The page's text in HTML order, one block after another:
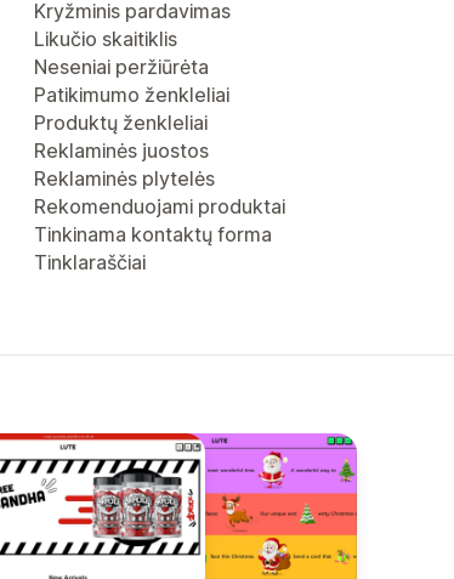
Kryžminis pardavimas
Likučio skaitiklis
Neseniai peržiūrėta
Patikimumo ženkleliai
Produktų ženkleliai
Reklaminės juostos
Reklaminės plytelės
Rekomenduojami produktai
Tinkinama kontaktų forma
Tinklaraščiai